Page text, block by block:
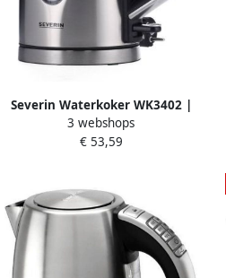
Severin Waterkoker WK3402 |
Waterkokers | Keuken&Koken
Keukenapparaten |
3 webshops
€ 53,59